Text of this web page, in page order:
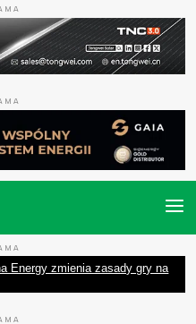
Energy zmienia zasady gry na